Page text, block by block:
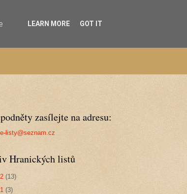
zasílejte na adresu:
listy@seznam.cz
Hranických listů
(13)
(3)
LEARN MORE GOT IT